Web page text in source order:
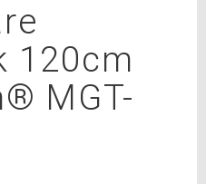
120cm
MGT-